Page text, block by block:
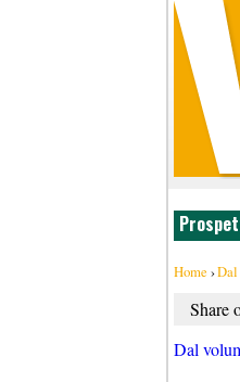
Home ›Dal
Share
Dal